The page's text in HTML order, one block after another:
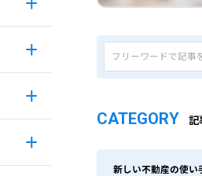
CATEGORY 記
新しい不動産の使い